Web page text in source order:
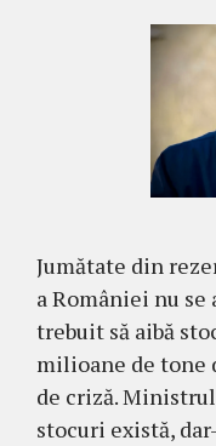
Jumătate din
a României nu se
trebuit să aibă
milioane de tone
de criză.
stocuri există,